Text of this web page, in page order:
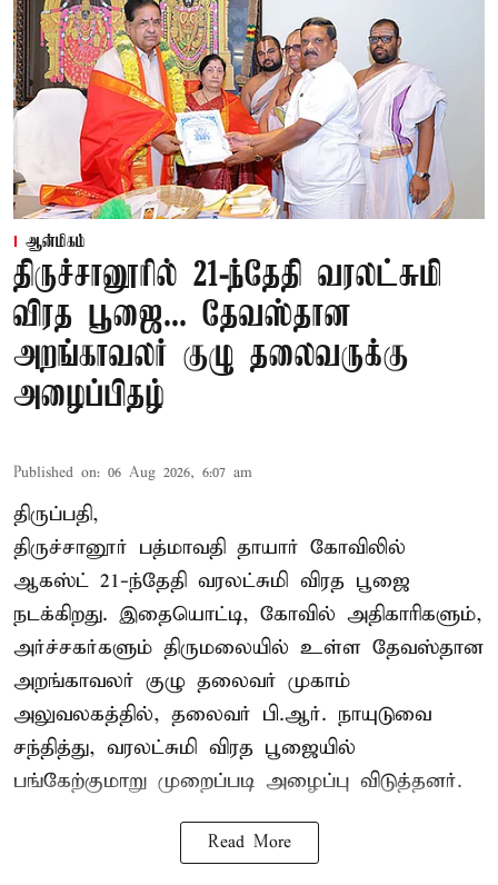
ஆன்மிகம்
திருச்சானூரில் 21-ந்தேதி வரலட்சுமி
விரத பூஜை... தேவஸ்தான
அறங்காவலர் குழு தலைவருக்கு
அழைப்பிதழ்
Published on: 06 Aug 2026, 6:07 am
திருப்பதி,
திருச்சானூர் பத்மாவதி தாயார் கோவிலில்
ஆகஸ்ட் 21-ந்தேதி வரலட்சுமி விரத பூஜை
நடக்கிறது. இதையொட்டி, கோவில் அதிகாரிகளும்,
அர்ச்சகர்களும் திருமலையில் உள்ள தேவஸ்தான
அறங்காவலர் குழு தலைவர் முகாம்
அலுவலகத்தில், தலைவர் பி.ஆர். நாயுடுவை
சந்தித்து, வரலட்சுமி விரத பூஜையில்
பங்கேற்குமாறு முறைப்படி அழைப்பு விடுத்தனர்.
Read More